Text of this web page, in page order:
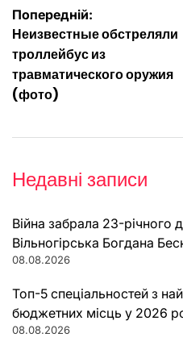
Навігація
записів
Попередній:
Неизвестные обстреляли
троллейбус из
травматического оружия
(фото)
Недавні записи
Війна забрала 23-річного
Вільногірська Богдана
08.08.2026
Топ-5 спеціальностей з
бюджетних місць у 2026
08.08.2026